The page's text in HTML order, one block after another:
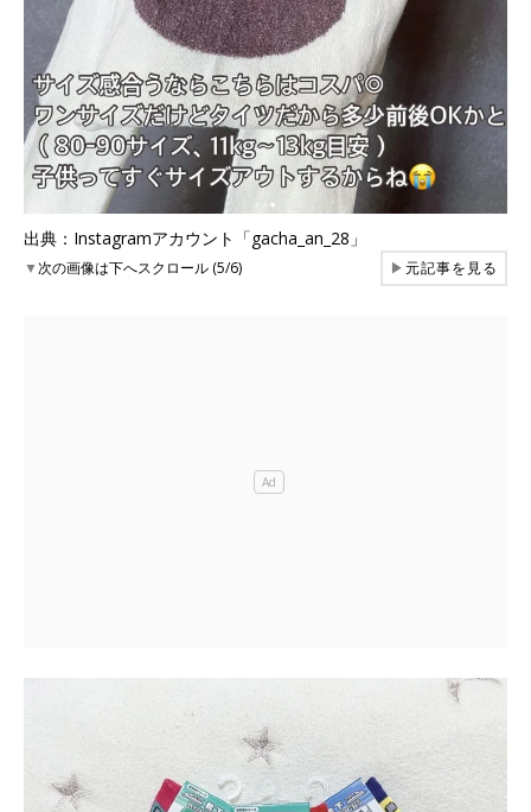
出典：Instagramアカウント「gacha_an_28」
▼次の画像は下へスクロール (5/6) ▶元記事を見る